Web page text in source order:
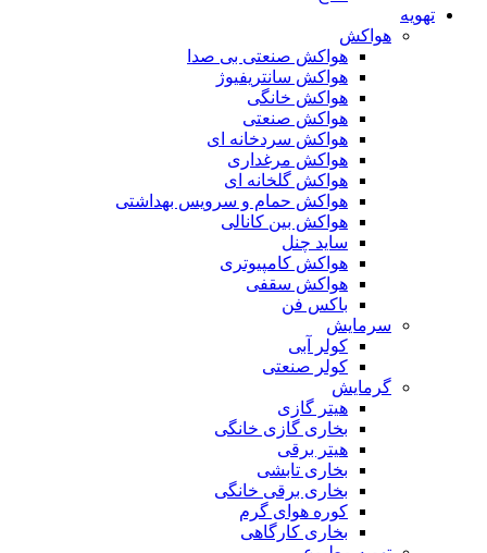
تهویه
هواکش
هواکش صنعتی بی صدا
هواکش سانتریفیوژ
هواکش خانگی
هواکش صنعتی
هواکش سردخانه ای
هواکش مرغداری
هواکش گلخانه ای
هواکش حمام و سرویس بهداشتی
هواکش بین کانالی
ساید چنل
هواکش کامپیوتری
هواکش سقفی
باکس فن
سرمایش
کولر آبی
کولر صنعتی
گرمایش
هیتر گازی
بخاری گازی خانگی
هیتر برقی
بخاری تابشی
بخاری برقی خانگی
کوره هوای گرم
بخاری کارگاهی